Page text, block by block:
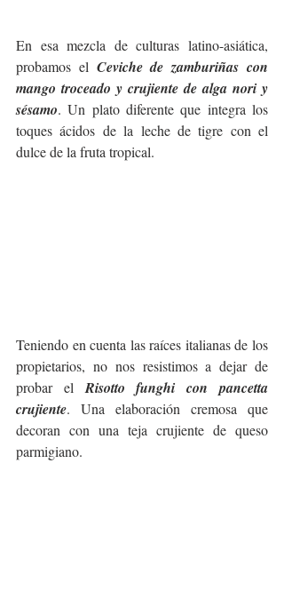
En esa mezcla de culturas latino-asiática,
probamos el Ceviche de zamburiñas con
mango troceado y crujiente de alga nori y
sésamo. Un plato diferente que integra los
toques ácidos de la leche de tigre con el
dulce de la fruta tropical.
Teniendo en cuenta las raíces italianas de los
propietarios, no nos resistimos a dejar de
probar el Risotto funghi con pancetta
crujiente. Una elaboración cremosa que
decoran con una teja crujiente de queso
parmigiano.